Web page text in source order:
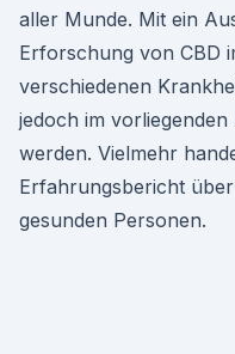
aller Munde. Mit ein
Erforschung von CBD
verschiedenen
jedoch im
werden. Vielmehr
Erfahrungsbericht
gesunden Personen.